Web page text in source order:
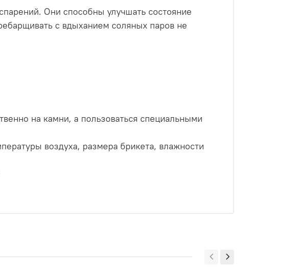
Они способны улучшать состояние
с вдыханием соляных паров не
на камни, а пользоваться специальными
воздуха, размера брикета, влажности